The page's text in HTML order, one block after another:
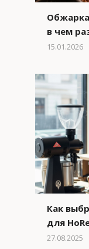
в чем
15.01.2026
Как
для
27.08.2025